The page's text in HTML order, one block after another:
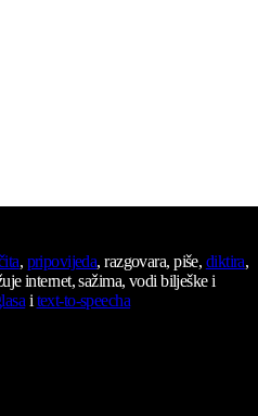
, pripovijeda, razgovara, piše, diktira,
internet, sažima, vodi bilješke i
itext-to-speecha